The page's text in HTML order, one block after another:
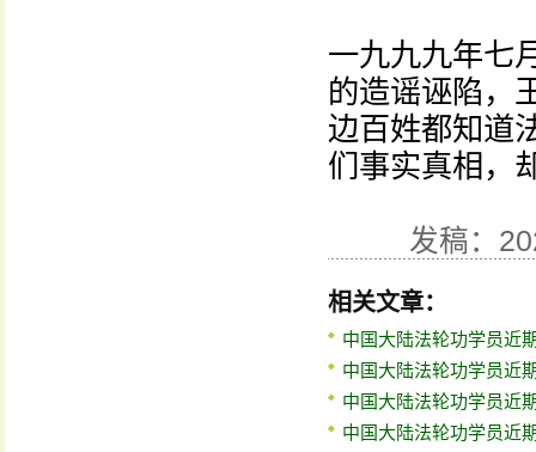
一九九九年七
的造谣诬陷，
边百姓都知道
们事实真相，
发稿：
相关文章：
中国大陆法轮功学员近
中国大陆法轮功学员近
中国大陆法轮功学员近
中国大陆法轮功学员近